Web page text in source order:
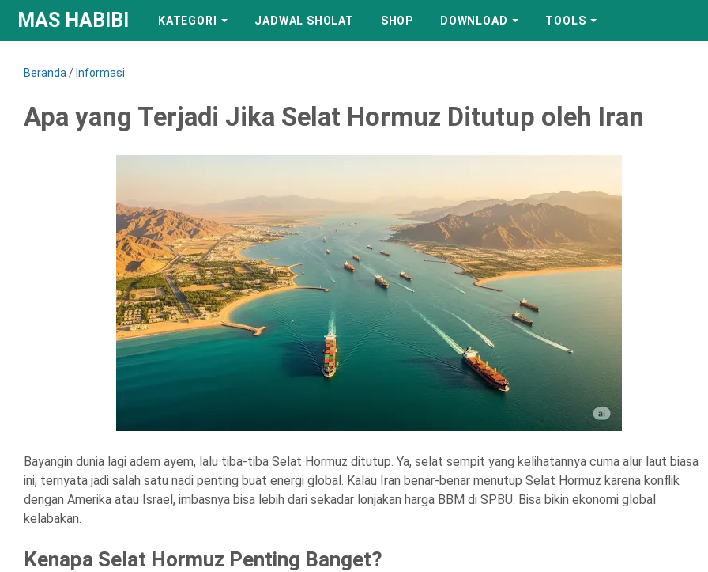
MAS HABIBI KATEGORI JADWAL SHOLAT SHOP DOWNLOAD TOOLS
Beranda / Informasi
Apa yang Terjadi Jika Selat Hormuz Ditutup oleh Iran
Bayangin dunia lagi adem ayem, lalu tiba-tiba Selat Hormuz ditutup. Ya, selat sempit yang kelihatannya cuma alur laut biasa
ini, ternyata jadi salah satu nadi penting buat energi global. Kalau Iran benar-benar menutup Selat Hormuz karena konflik
dengan Amerika atau Israel, imbasnya bisa lebih dari sekadar lonjakan harga BBM di SPBU. Bisa bikin ekonomi global
kelabakan.
Kenapa Selat Hormuz Penting Banget?